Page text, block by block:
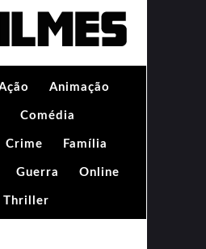
Animação
Comédia
Crime Família
Guerra Online
Thriller